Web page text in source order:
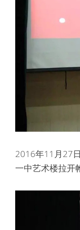
2016年11月27
一中艺术楼拉开